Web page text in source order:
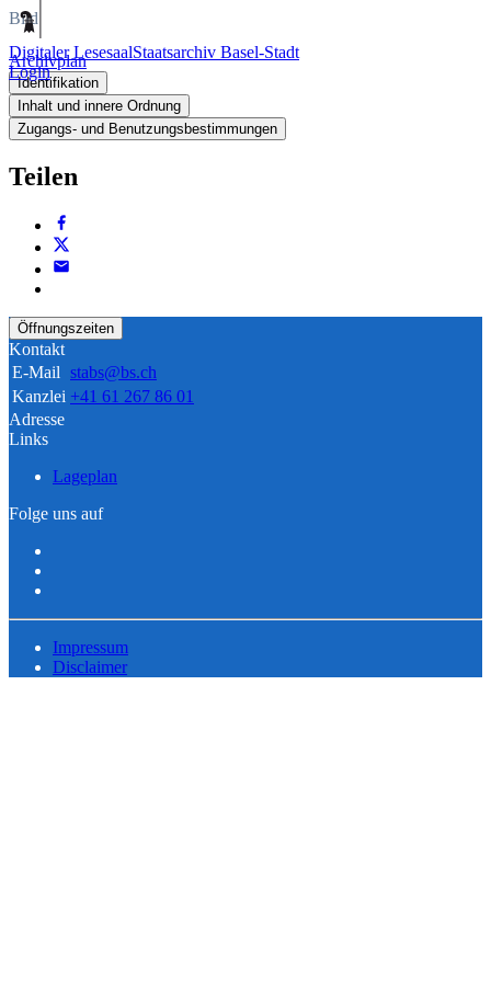
Digitaler LesesaalStaatsarchiv Basel-Stadt
Login
Bild
Archivplan
Identifikation
Inhalt und innere Ordnung
Zugangs- und Benutzungsbestimmungen
Teilen
Öffnungszeiten
Kontakt
E-Mail stabs@bs.ch
Kanzlei +41 61 267 86 01
Adresse
Links
Lageplan
Folge uns auf
Impressum
Disclaimer